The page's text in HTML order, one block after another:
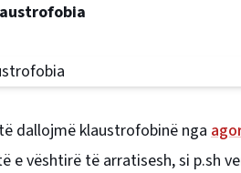
dallojmë klaustrofobinë nga
e vështirë të arratisesh, si p.sh